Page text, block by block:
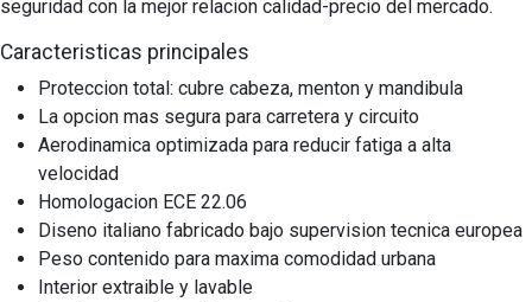
seguridad con la mejor relacion calidad-precio del mercado.
Caracteristicas principales
Proteccion total: cubre cabeza, menton y mandibula
La opcion mas segura para carretera y circuito
Aerodinamica optimizada para reducir fatiga a alta
velocidad
Homologacion ECE 22.06
Diseno italiano fabricado bajo supervision tecnica europea
Peso contenido para maxima comodidad urbana
Interior extraible y lavable